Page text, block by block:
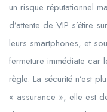
un risque réputationnel
d’attente de VIP s’étire
leurs smartphones, et
fermeture immédiate car
règle. La sécurité n’est
« assurance », elle est